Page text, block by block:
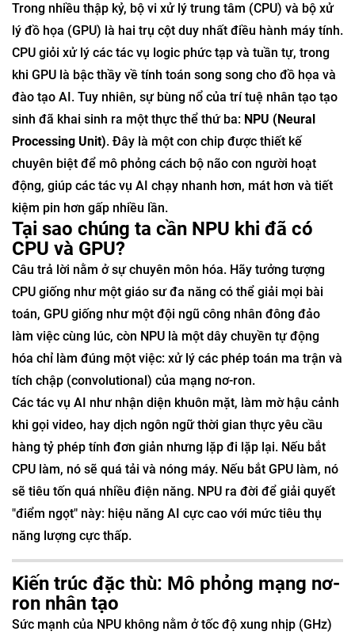
Trong nhiều thập kỷ, bộ vi xử lý trung tâm (CPU) và bộ xử
lý đồ họa (GPU) là hai trụ cột duy nhất điều hành máy tính.
CPU giỏi xử lý các tác vụ logic phức tạp và tuần tự, trong
khi GPU là bậc thầy về tính toán song song cho đồ họa và
đào tạo AI. Tuy nhiên, sự bùng nổ của trí tuệ nhân tạo tạo
sinh đã khai sinh ra một thực thể thứ ba: NPU (Neural
Processing Unit). Đây là một con chip được thiết kế
chuyên biệt để mô phỏng cách bộ não con người hoạt
động, giúp các tác vụ AI chạy nhanh hơn, mát hơn và tiết
kiệm pin hơn gấp nhiều lần.
Tại sao chúng ta cần NPU khi đã có
CPU và GPU?
Câu trả lời nằm ở sự chuyên môn hóa. Hãy tưởng tượng
CPU giống như một giáo sư đa năng có thể giải mọi bài
toán, GPU giống như một đội ngũ công nhân đông đảo
làm việc cùng lúc, còn NPU là một dây chuyền tự động
hóa chỉ làm đúng một việc: xử lý các phép toán ma trận và
tích chập (convolutional) của mạng nơ-ron.
Các tác vụ AI như nhận diện khuôn mặt, làm mờ hậu cảnh
khi gọi video, hay dịch ngôn ngữ thời gian thực yêu cầu
hàng tỷ phép tính đơn giản nhưng lặp đi lặp lại. Nếu bắt
CPU làm, nó sẽ quá tải và nóng máy. Nếu bắt GPU làm, nó
sẽ tiêu tốn quá nhiều điện năng. NPU ra đời để giải quyết
"điểm ngọt" này: hiệu năng AI cực cao với mức tiêu thụ
năng lượng cực thấp.
Kiến trúc đặc thù: Mô phỏng mạng nơ-
ron nhân tạo
Sức mạnh của NPU không nằm ở tốc độ xung nhịp (GHz)